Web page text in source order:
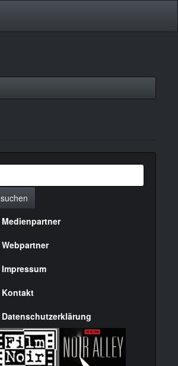
suchen
Menülinks
rechte
Seite
Medienpartner
Webpartner
Impressum
Kontakt
Datenschutzerklärung